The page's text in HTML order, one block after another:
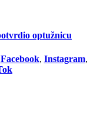
optužnicu
Facebook, Instagram,